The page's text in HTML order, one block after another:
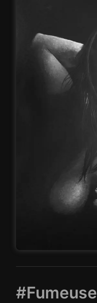
#Fumeuse